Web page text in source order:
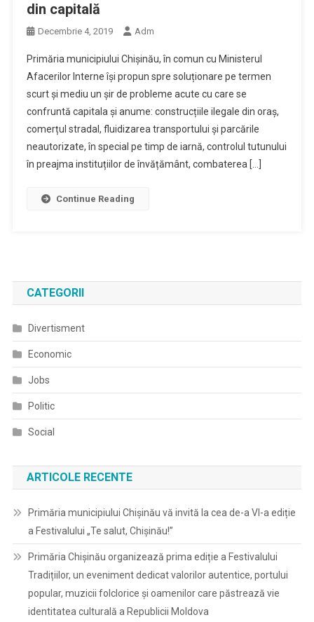
din capitală
Decembrie 4, 2019 Adm
Primăria municipiului Chișinău, în comun cu Ministerul
Afacerilor Interne își propun spre soluționare pe termen
scurt și mediu un șir de probleme acute cu care se
confruntă capitala și anume: construcțiile ilegale din oraș,
comerțul stradal, fluidizarea transportului și parcările
neautorizate, în special pe timp de iarnă, controlul tutunului
în preajma instituțiilor de învățământ, combaterea […]
Continue Reading
CATEGORII
Divertisment
Economic
Jobs
Politic
Social
ARTICOLE RECENTE
Primăria municipiului Chișinău vă invită la cea de-a VI-a ediție
a Festivalului „Te salut, Chișinău!”
Primăria Chișinău organizează prima ediție a Festivalului
Tradițiilor, un eveniment dedicat valorilor autentice, portului
popular, muzicii folclorice și oamenilor care păstrează vie
identitatea culturală a Republicii Moldova